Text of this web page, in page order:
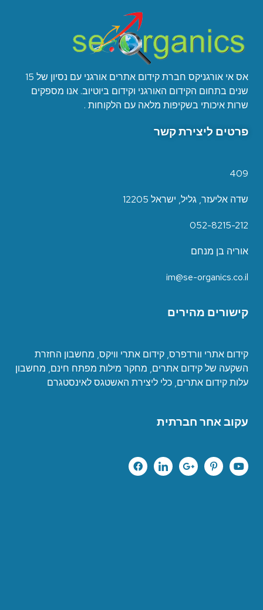
אס אי אורגניקס חברת קידום אתרים אורגני עם נסיון של 15
שנים בתחום הקידום האורגני וקידום ביוטיוב. אנו מספקים
שרות איכותי בשקיפות מלאה עם הלקוחות .
פרטים ליצירת קשר
409
שדה אליעזר, גליל, ישראל 12205
052-8215-212
אוריה בן מנחם
im@se-organics.co.il
קישורים מהירים
קידום אתרי וורדפרס, קידום אתרי וויקס, מחשבון החזרת
השקעה של קידום אתרים, מחקר מילות מפתח חינם, מחשבון
עלות קידום אתרים, כלי ליצירת האשטגס לאינסטגרם
עקוב אחר חברתית